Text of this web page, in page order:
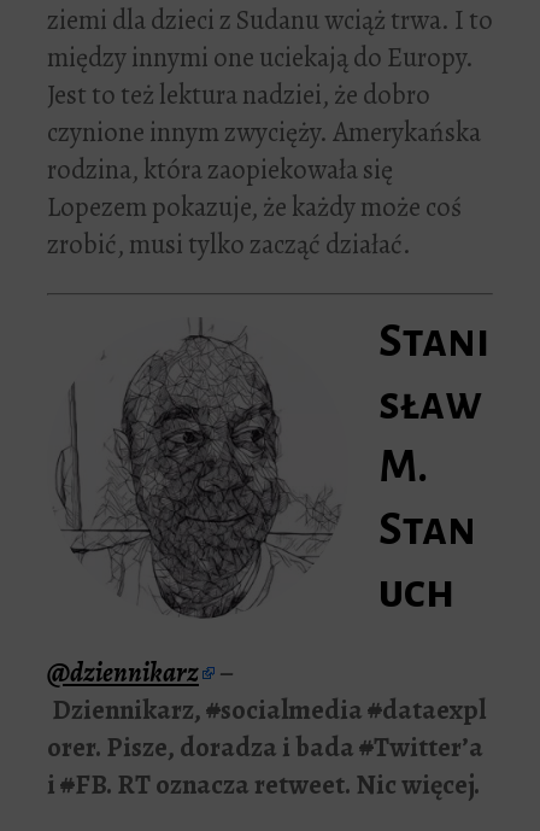
ziemi dla dzieci z Sudanu wciąż trwa. I to
między innymi one uciekają do Europy.
Jest to też lektura nadziei, że dobro
czynione innym zwycięży. Amerykańska
rodzina, która zaopiekowała się
Lopezem pokazuje, że każdy może coś
zrobić, musi tylko zacząć działać.
Stani
sław
M.
Stan
uch
@dziennikarz –
Dziennikarz,#socialmedia#dataexpl
orer. Pisze, doradza i bada#Twitter’a
i#FB. RT oznacza retweet. Nic więcej.